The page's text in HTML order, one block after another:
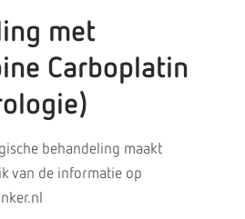
met
Carboplatin
behandeling maakt
van de informatie op